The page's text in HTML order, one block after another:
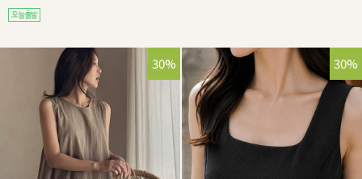
30% 30%